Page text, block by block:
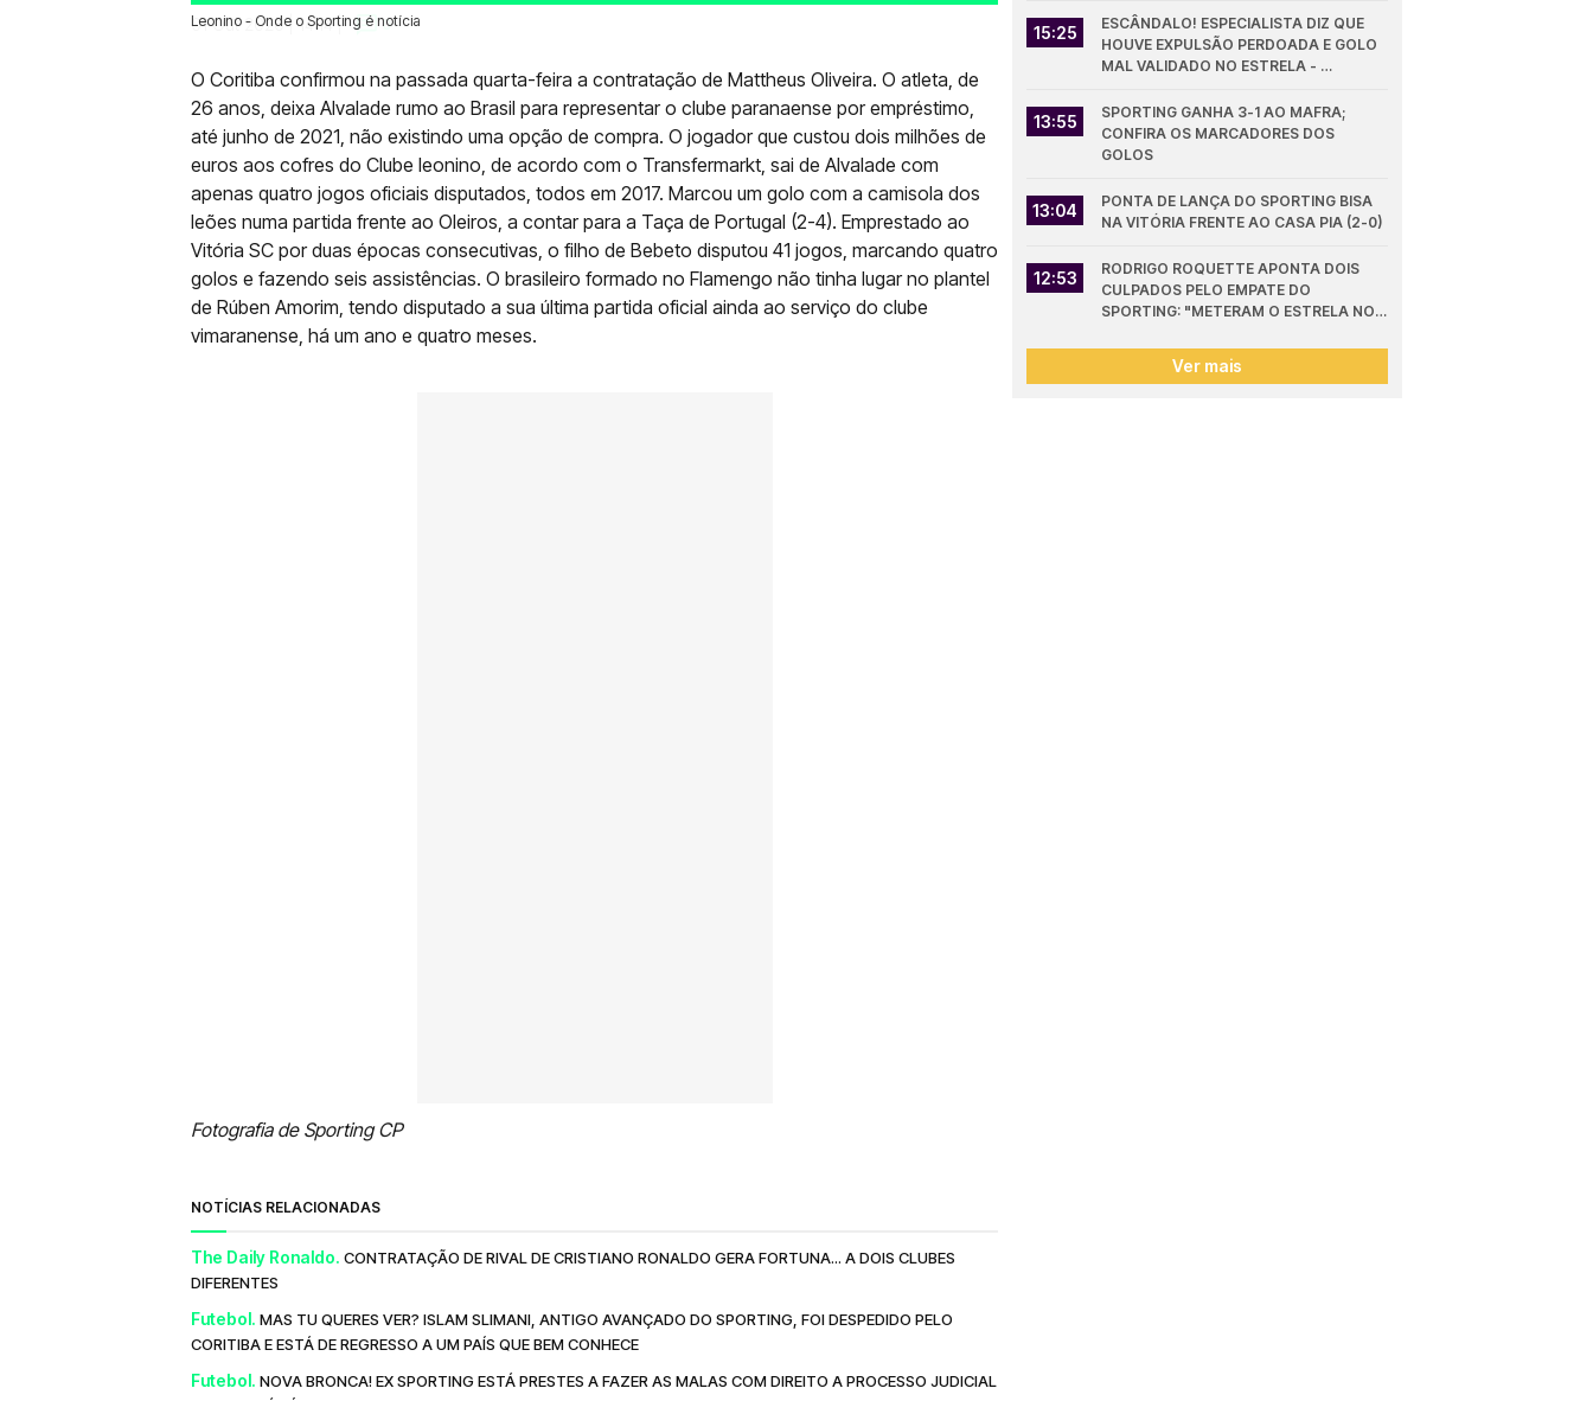
Leonino - Onde o Sporting é notícia
01 Out 2020 | 14:14 | 0
O Coritiba confirmou na passada quarta-feira a contratação de Mattheus Oliveira. O atleta, de
26 anos, deixa Alvalade rumo ao Brasil para representar o clube paranaense por empréstimo,
até junho de 2021, não existindo uma opção de compra. O jogador que custou dois milhões de
euros aos cofres do Clube leonino, de acordo com o Transfermarkt, sai de Alvalade com
apenas quatro jogos oficiais disputados, todos em 2017. Marcou um golo com a camisola dos
leões numa partida frente ao Oleiros, a contar para a Taça de Portugal (2-4). Emprestado ao
Vitória SC por duas épocas consecutivas, o filho de Bebeto disputou 41 jogos, marcando quatro
golos e fazendo seis assistências. O brasileiro formado no Flamengo não tinha lugar no plantel
de Rúben Amorim, tendo disputado a sua última partida oficial ainda ao serviço do clube
vimaranense, há um ano e quatro meses.
Fotografia de Sporting CP
NOTÍCIAS RELACIONADAS
The Daily Ronaldo. CONTRATAÇÃO DE RIVAL DE CRISTIANO RONALDO GERA FORTUNA... A DOIS CLUBES
DIFERENTES
Futebol. MAS TU QUERES VER? ISLAM SLIMANI, ANTIGO AVANÇADO DO SPORTING, FOI DESPEDIDO PELO
CORITIBA E ESTÁ DE REGRESSO A UM PAÍS QUE BEM CONHECE
Futebol. NOVA BRONCA! EX SPORTING ESTÁ PRESTES A FAZER AS MALAS COM DIREITO A PROCESSO JUDICIAL
15:25
ESCÂNDALO! ESPECIALISTA DIZ QUE
HOUVE EXPULSÃO PERDOADA E GOLO
MAL VALIDADO NO ESTRELA -
13:55
SPORTING GANHA 3-1 AO MAFRA;
CONFIRA OS MARCADORES DOS
GOLOS
13:04
PONTA DE LANÇA DO SPORTING BISA
NA VITÓRIA FRENTE AO CASA PIA (2-0)
12:53
RODRIGO ROQUETTE APONTA DOIS
CULPADOS PELO EMPATE DO
SPORTING: "METERAM O ESTRELA NO
Ver mais